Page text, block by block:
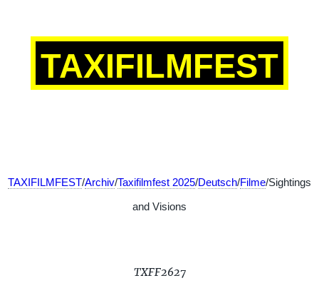
TAXIFILMFEST
TAXIFILMFEST/Archiv/Taxifilmfest 2025/Deutsch/Filme/Sightings
and Visions
TXFF2627